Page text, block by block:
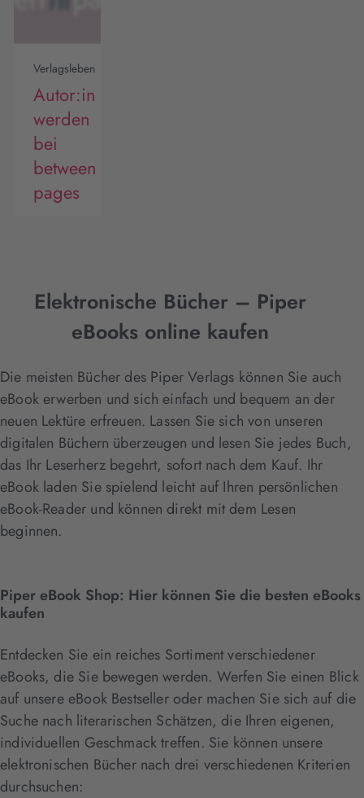
Verlagsleben
Autor:in
werden
bei
between
pages
Elektronische Bücher – Piper
eBooks online kaufen
Die meisten Bücher des Piper Verlags können Sie auch
eBook erwerben und sich einfach und bequem an der
neuen Lektüre erfreuen. Lassen Sie sich von unseren
digitalen Büchern überzeugen und lesen Sie jedes Buch,
das Ihr Leserherz begehrt, sofort nach dem Kauf. Ihr
eBook laden Sie spielend leicht auf Ihren persönlichen
eBook-Reader und können direkt mit dem Lesen
beginnen.
Piper eBook Shop: Hier können Sie die besten eBooks
kaufen
Entdecken Sie ein reiches Sortiment verschiedener
eBooks, die Sie bewegen werden. Werfen Sie einen Blick
auf unsere eBook Bestseller oder machen Sie sich auf die
Suche nach literarischen Schätzen, die Ihren eigenen,
individuellen Geschmack treffen. Sie können unsere
elektronischen Bücher nach drei verschiedenen Kriterien
durchsuchen: